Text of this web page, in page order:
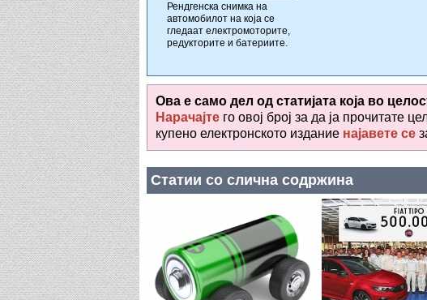
Рендгенска снимка на
автомобилот на која се
гледаат електромоторите,
редукторите и батериите.
Ова е само дел од статијата која во
Нарачајте го овој број за да ја прочитате
купено електронското издание најавете се
Статии со слична содржина